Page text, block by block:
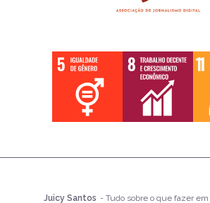
Juicy Santos - Tudo sobre o que fazer em